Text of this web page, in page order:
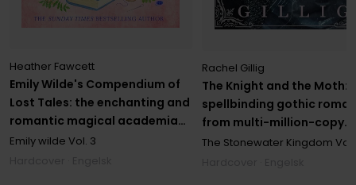
Emily Wilde's Compendium of
Lost Tales: the enchanting and
romantic magical academia
phenomenon!
Heather Fawcett
Emily wilde Vol. 3
The Knight and the Moth:
spellbinding gothic
from multi-million-copy
bestseller Rachel Gillig
Rachel Gillig
The Stonewater Kingdom Vol.